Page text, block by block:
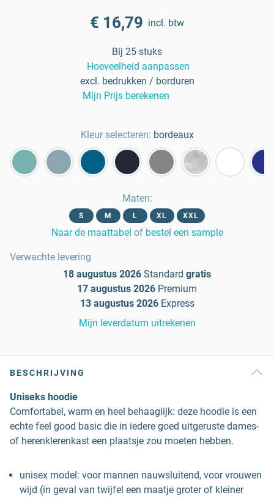
€ 16,79 incl. btw
Bij 25 stuks
Hoeveelheid aanpassen
excl. bedrukken / borduren
Mijn Prijs berekenen
Kleur selecteren: bordeaux
Maten:
S M L XL XXL
Naar de maattabel of bestel een sample
Verwachte levering
18 augustus 2026 Standard gratis
17 augustus 2026 Premium
13 augustus 2026 Express
Mijn leverdatum uitrekenen
BESCHRIJVING
Uniseks hoodie
Comfortabel, warm en heel behaaglijk: deze hoodie is een
echte feel good basic die in iedere goed uitgeruste dames-
of herenklerenkast een plaatsje zou moeten hebben.
unisex model: voor mannen nauwsluitend, voor vrouwen
wijd (in geval van twijfel een maatje groter of kleiner